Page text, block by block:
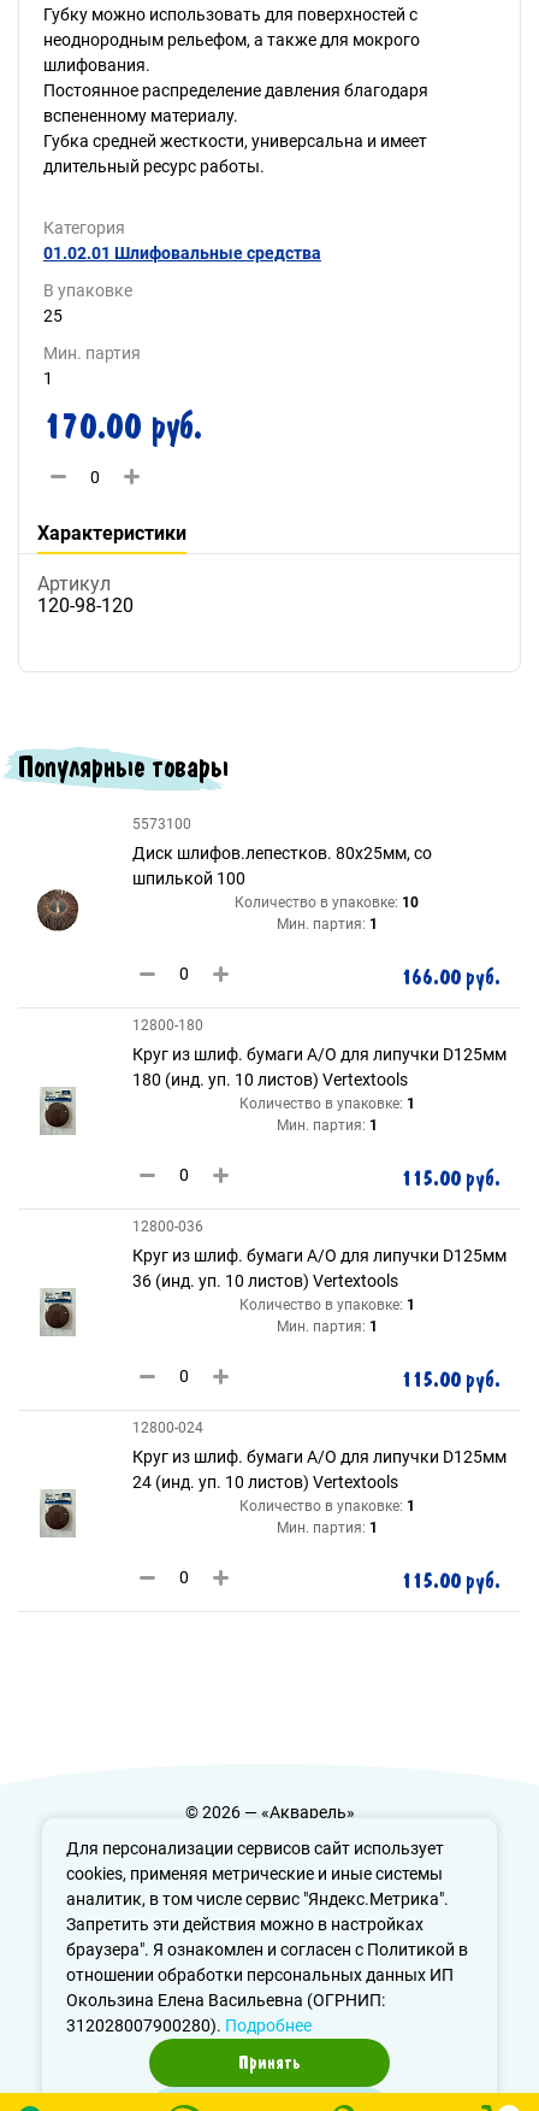
Для персонализации сервисов сайт использует
cookies, применяя метрические и иные системы
аналитик, в том числе сервис "Яндекс.Метрика".
Запретить эти действия можно в настройках
браузера". Я ознакомлен и согласен с Политикой в
отношении обработки персональных данных ИП
Окользина Елена Васильевна (ОГРНИП:
312028007900280). Подробнее
Принять
Губку можно использовать для поверхностей с
неоднородным рельефом, а также для мокрого
шлифования.
Постоянное распределение давления благодаря
вспененному материалу.
Губка средней жесткости, универсальна и имеет
длительный ресурс работы.
Категория
01.02.01 Шлифовальные средства
В упаковке
25
Мин. партия
1
170.00 руб.
Характеристики
Артикул
120-98-120
Популярные товары
5573100
Диск шлифов.лепестков. 80х25мм, со
шпилькой 100
Количество в упаковке: 10
Мин. партия: 1
166.00 руб.
12800-180
Круг из шлиф. бумаги А/О для липучки D125мм
180 (инд. уп. 10 листов) Vertextools
Количество в упаковке: 1
Мин. партия: 1
115.00 руб.
12800-036
Круг из шлиф. бумаги А/О для липучки D125мм
36 (инд. уп. 10 листов) Vertextools
Количество в упаковке: 1
Мин. партия: 1
115.00 руб.
12800-024
Круг из шлиф. бумаги А/О для липучки D125мм
24 (инд. уп. 10 листов) Vertextools
Количество в упаковке: 1
Мин. партия: 1
115.00 руб.
© 2026 — «Акварель»
Политика конфиденциальности